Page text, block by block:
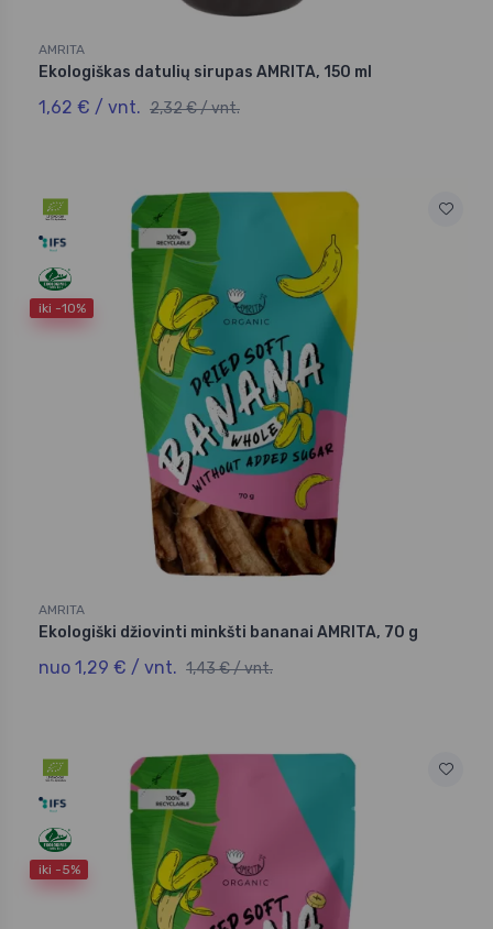
AMRITA
Ekologiškas datulių sirupas AMRITA, 150 ml
1,62 € / vnt. 2,32 € / vnt.
iki -10%
AMRITA
Ekologiški džiovinti minkšti bananai AMRITA, 70 g
nuo 1,29 € / vnt. 1,43 € / vnt.
iki -5%